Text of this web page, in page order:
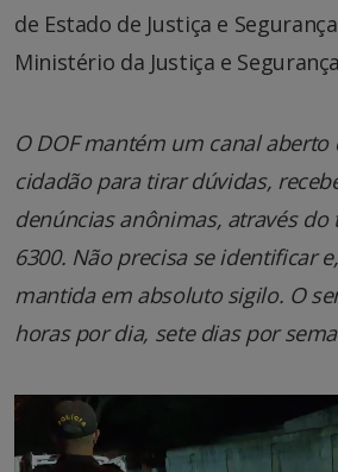
de Estado de Justiça e
Ministério da Justiça e
O DOF mantém um canal
cidadão para tirar dúvidas,
denúncias anônimas, através do
6300. Não precisa se identificar
mantida em absoluto sigilo. O
horas por dia, sete dias por